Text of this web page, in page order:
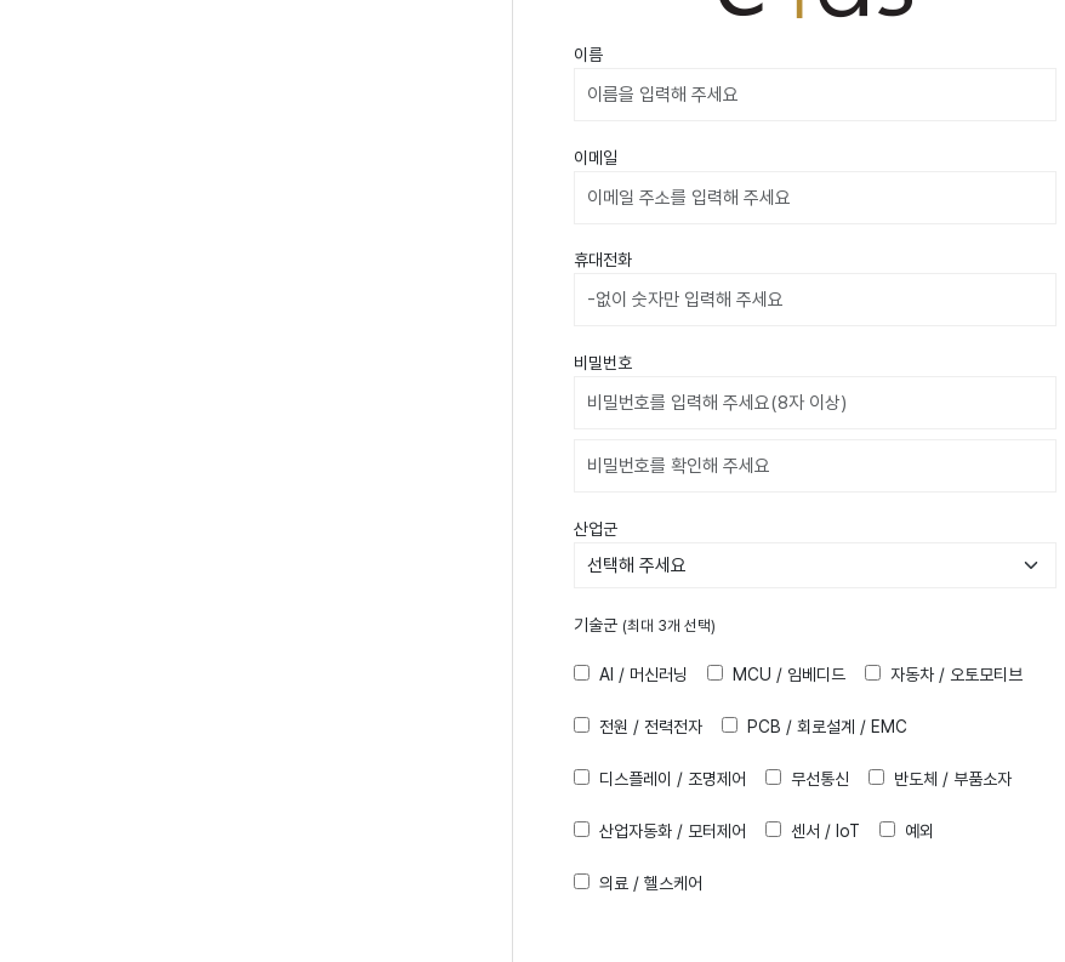
이름
이메일
휴대전화
비밀번호
비밀번호확인
산업군
기술군 (최대 3개 선택)
AI / 머신러닝 MCU / 임베디드 자동차 / 오토모티브
전원 / 전력전자 PCB / 회로설계 / EMC
디스플레이 / 조명제어 무선통신 반도체 / 부품소자
산업자동화 / 모터제어 센서 / IoT 예외
의료 / 헬스케어